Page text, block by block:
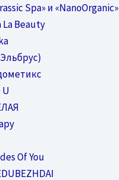
Spa» и «NanoOrganic»
La Beauty
U
Of You